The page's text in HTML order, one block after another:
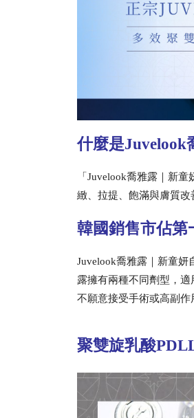
什麼是Juvelook
「Juvelook喬雅露｜新
緻、拉提、飽滿與膚質改
韓國銷售市佔第
Juvelook喬雅露｜新童妍
露擁有兩種不同劑型，
不願意接受手術或高副作
聚雙旋乳酸